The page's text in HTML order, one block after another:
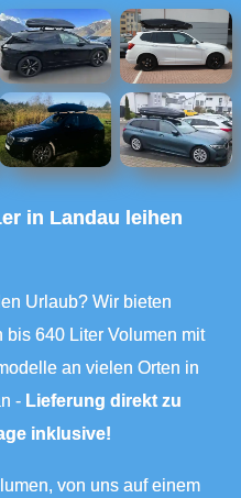
640 Liter Volumen mit
an vielen Orten in
- Lieferung direkt zu
inklusive!